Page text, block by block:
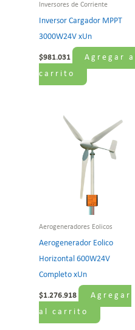
Inversores de Corriente
Inversor Cargador MPPT
3000W24V xUn
$981.031
Agregar al
carrito
Aerogeneradores Eolicos
Aerogenerador Eolico
Horizontal 600W24V
Completo xUn
$1.276.918
Agregar
al carrito